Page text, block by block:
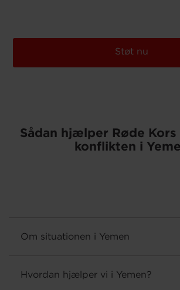
Støt nu
Sådan hjælper Røde
konflikten i
Om situationen i Yemen
Hvordan hjælper vi i Yemen?